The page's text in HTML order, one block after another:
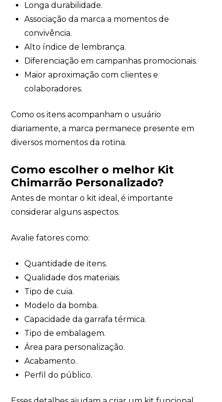
Longa durabilidade.
Associação da marca a momentos de
convivência.
Alto índice de lembrança.
Diferenciação em campanhas promocionais.
Maior aproximação com clientes e
colaboradores.
Como os itens acompanham o usuário
diariamente, a marca permanece presente em
diversos momentos da rotina.
Como escolher o melhor Kit
Chimarrão Personalizado?
Antes de montar o kit ideal, é importante
considerar alguns aspectos.
Avalie fatores como:
Quantidade de itens.
Qualidade dos materiais.
Tipo de cuia.
Modelo da bomba.
Capacidade da garrafa térmica.
Tipo de embalagem.
Área para personalização.
Acabamento.
Perfil do público.